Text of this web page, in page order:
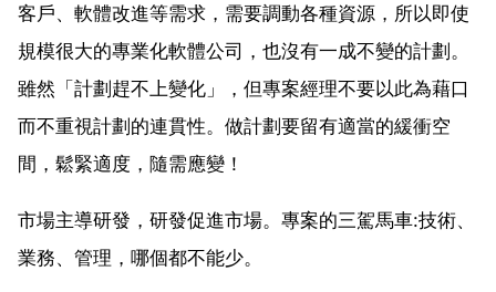
客戶、軟體改進等需求，需要調動各種資源，所以即使
規模很大的專業化軟體公司，也沒有一成不變的計劃。
雖然「計劃趕不上變化」，但專案經理不要以此為藉口
而不重視計劃的連貫性。做計劃要留有適當的緩衝空
間，鬆緊適度，隨需應變！
市場主導研發，研發促進市場。專案的三駕馬車:技術、
業務、管理，哪個都不能少。